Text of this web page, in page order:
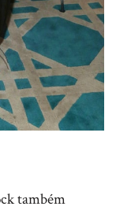
também